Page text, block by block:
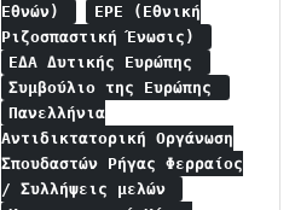
Εθνών)
ΕΡΕ (Εθνική
Ριζοσπαστική Ένωσις)
ΕΔΑ Δυτικής Ευρώπης
Συμβούλιο της Ευρώπης
Πανελλήνια
Αντιδικτατορική Οργάνωση
Σπουδαστών Ρήγας Φερραίος
/ Συλλήψεις μελών